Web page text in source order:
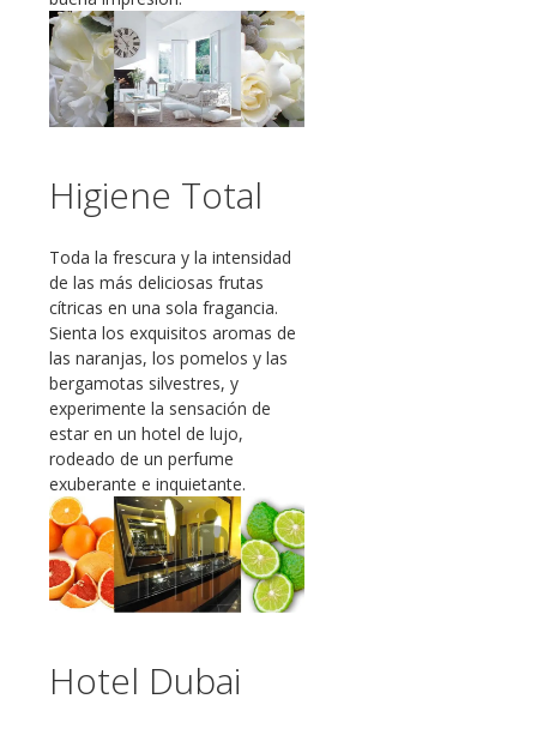
Higiene Total
Toda la frescura y la intensidad
de las más deliciosas frutas
cítricas en una sola fragancia.
Sienta los exquisitos aromas de
las naranjas, los pomelos y las
bergamotas silvestres, y
experimente la sensación de
estar en un hotel de lujo,
rodeado de un perfume
exuberante e inquietante.
Hotel Dubai